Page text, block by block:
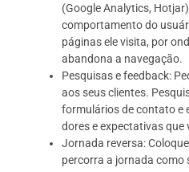
(Google Analytics,
comportamento do
páginas ele visita, por
abandona a navegação.
Pesquisas e feedback:
aos seus clientes.
formulários de contato e
dores e expectativas que
Jornada reversa:
percorra a jornada como